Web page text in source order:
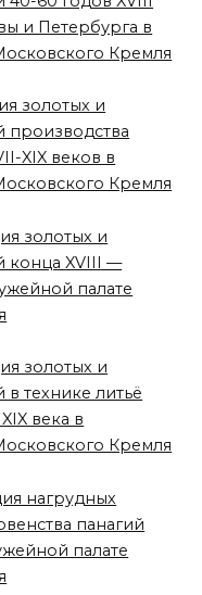
и Петербурга в
Кремля
золотых и
производства
XIX веков в
Кремля
золотых и
конца XVIII —
палате
золотых и
технике литьё
века в
Кремля
нагрудных
панагий
палате